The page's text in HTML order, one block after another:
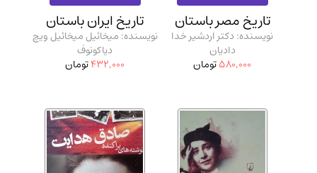
تاریخ مصر باستان
نویسنده: دکتر اردشیر خدا
دادیان
580,000تومان
تاریخ ایران باستان
نویسنده: میخائیل میخائیل ویچ
دیاکونوف
432,000تومان